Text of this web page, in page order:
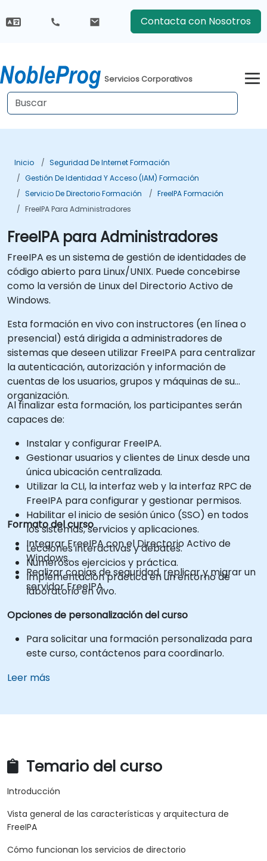
Contacta con Nosotros
Servicios Corporativos
Inicio
Seguridad De Internet Formación
Gestión De Identidad Y Acceso (IAM) Formación
Servicio De Directorio Formación
FreeIPA Formación
FreeIPA Para Administradores
FreeIPA para Administradores
FreeIPA es un sistema de gestión de identidades de
código abierto para Linux/UNIX. Puede concebirse
como la versión de Linux del Directorio Activo de
Windows.
Esta formación en vivo con instructores (en línea o
presencial) está dirigida a administradores de
sistemas que deseen utilizar FreeIPA para centralizar
la autenticación, autorización y información de
cuentas de los usuarios, grupos y máquinas de su
organización.
Al finalizar esta formación, los participantes serán
capaces de:
Instalar y configurar FreeIPA.
Gestionar usuarios y clientes de Linux desde una
única ubicación centralizada.
Utilizar la CLI, la interfaz web y la interfaz RPC de
FreeIPA para configurar y gestionar permisos.
Habilitar el inicio de sesión único (SSO) en todos
los sistemas, servicios y aplicaciones.
Integrar FreeIPA con el Directorio Activo de
Windows.
Realizar copias de seguridad, replicar y migrar un
servidor FreeIPA.
Formato del curso
Lecciones interactivas y debates.
Numerosos ejercicios y práctica.
Implementación práctica en un entorno de
laboratorio en vivo.
Opciones de personalización del curso
Para solicitar una formación personalizada para
este curso, contáctenos para coordinarlo.
Leer más
Temario del curso
Introducción
Vista general de las características y arquitectura de
FreeIPA
Cómo funcionan los servicios de directorio